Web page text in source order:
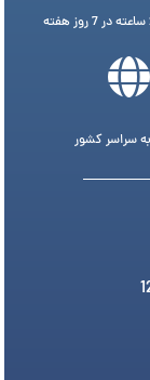
سراسر کشور